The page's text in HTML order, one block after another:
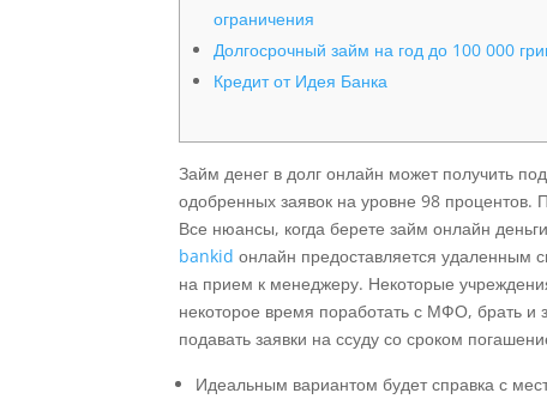
ограничения
Долгосрочный займ на год до 100 000
Кредит от Идея Банка
Займ денег в долг онлайн может получить
одобренных заявок на уровне 98
Все нюансы, когда берете займ онлайн
bankid онлайн предоставляется удаленным
на прием к менеджеру. Некоторые
некоторое время поработать с МФО, брать и
подавать заявки на ссуду со сроком
Идеальным вариантом будет справка с